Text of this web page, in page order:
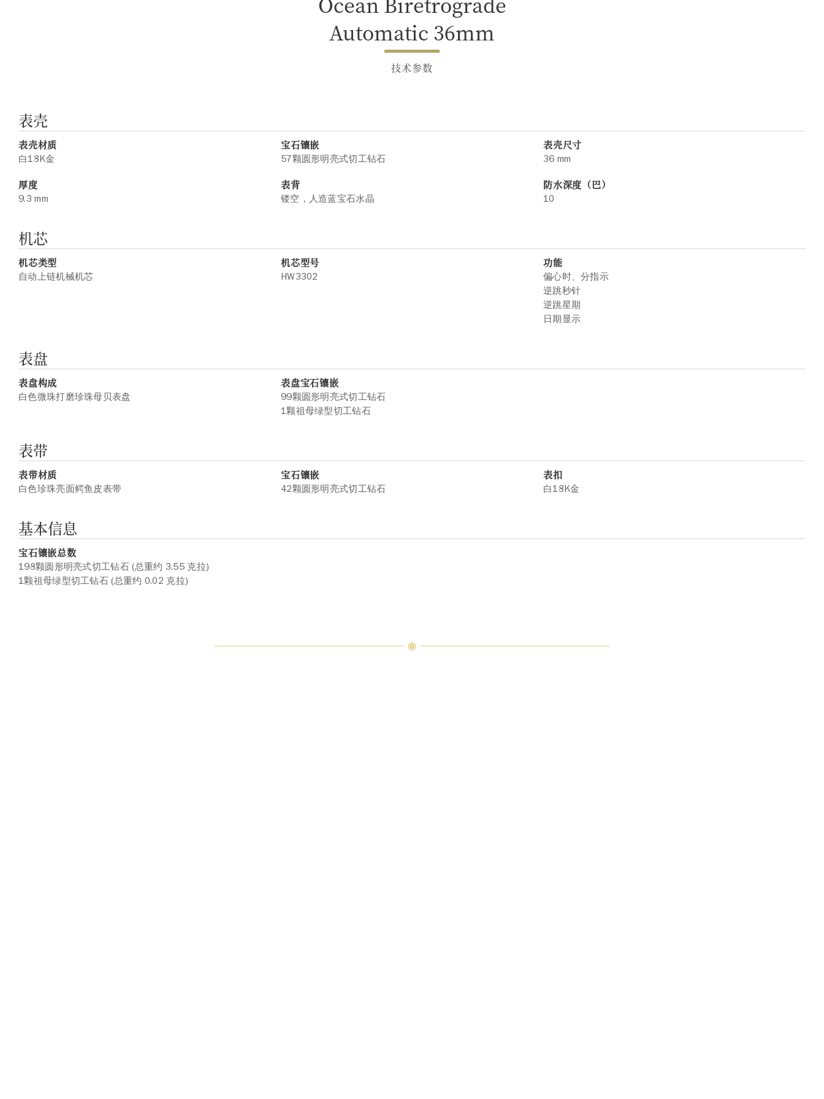
Automatic 36mm
技术参数
表壳
表壳材质
白18K金
宝石镶嵌
57颗圆形明亮式切工钻石
表壳尺寸
36 mm
厚度
9.3 mm
表背
镂空，人造蓝宝石水晶
防水深度（巴）
10
机芯
机芯类型
自动上链机械机芯
机芯型号
HW3302
功能
偏心时、分指示
逆跳秒针
逆跳星期
日期显示
表盘
表盘构成
白色微珠打磨珍珠母贝表盘
表盘宝石镶嵌
99颗圆形明亮式切工钻石
1颗祖母绿型切工钻石
表带
表带材质
白色珍珠亮面鳄鱼皮表带
宝石镶嵌
42颗圆形明亮式切工钻石
表扣
白18K金
基本信息
宝石镶嵌总数
198颗圆形明亮式切工钻石 (总重约 3.55 克拉)
1颗祖母绿型切工钻石 (总重约 0.02 克拉)